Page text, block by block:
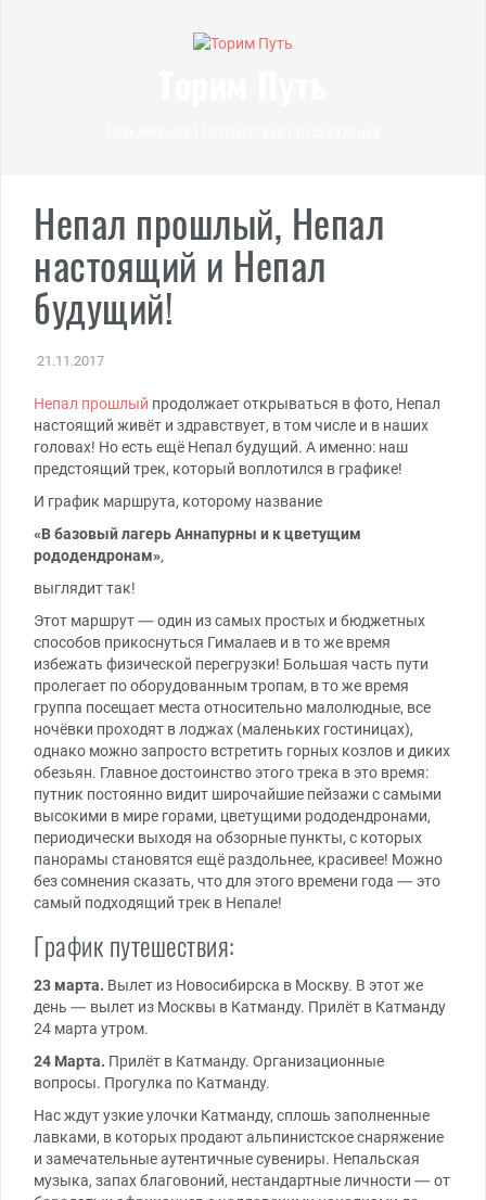
Непал прошлый, Непал
настоящий и Непал
будущий!
21.11.2017
Непал прошлый продолжает открываться в фото, Непал
настоящий живёт и здравствует, в том числе и в наших
головах! Но есть ещё Непал будущий. А именно: наш
предстоящий трек, который воплотился в графике!
И график маршрута, которому название
«В базовый лагерь Аннапурны и к цветущим
рододендронам»,
выглядит так!
Этот маршрут — один из самых простых и бюджетных
способов прикоснуться Гималаев и в то же время
избежать физической перегрузки! Большая часть пути
пролегает по оборудованным тропам, в то же время
группа посещает места относительно малолюдные, все
ночёвки проходят в лоджах (маленьких гостиницах),
однако можно запросто встретить горных козлов и диких
обезьян. Главное достоинство этого трека в это время:
путник постоянно видит широчайшие пейзажи с самыми
высокими в мире горами, цветущими рододендронами,
периодически выходя на обзорные пункты, с которых
панорамы становятся ещё раздольнее, красивее! Можно
без сомнения сказать, что для этого времени года — это
самый подходящий трек в Непале!
График путешествия:
23 марта. Вылет из Новосибирска в Москву. В этот же
день — вылет из Москвы в Катманду. Прилёт в Катманду
24 марта утром.
24 Марта. Прилёт в Катманду. Организационные
вопросы. Прогулка по Катманду.
Нас ждут узкие улочки Катманду, сплошь заполненные
лавками, в которых продают альпинистское снаряжение
и замечательные аутентичные сувениры. Непальская
музыка, запах благовоний, нестандартные личности — от